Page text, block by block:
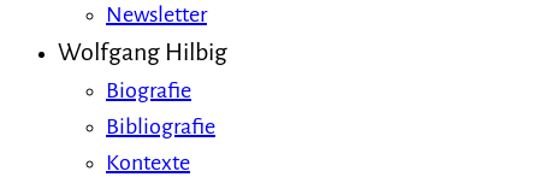
Newsletter
Wolfgang Hilbig
Biografie
Bibliografie
Kontexte